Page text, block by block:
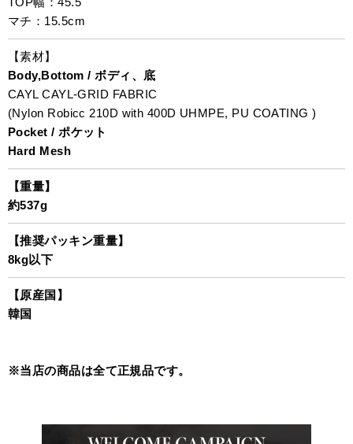
マチ：15.5cm
【素材】
Body,Bottom / ボディ、底
CAYL CAYL-GRID FABRIC
(Nylon Robicc 210D with 400D UHMPE, PU COATING )
Pocket / ポケット
Hard Mesh
【重量】
約537g
【推奨パッキン重量】
8kg以下
【原産国】
韓国
※当店の商品は全て正規品です。